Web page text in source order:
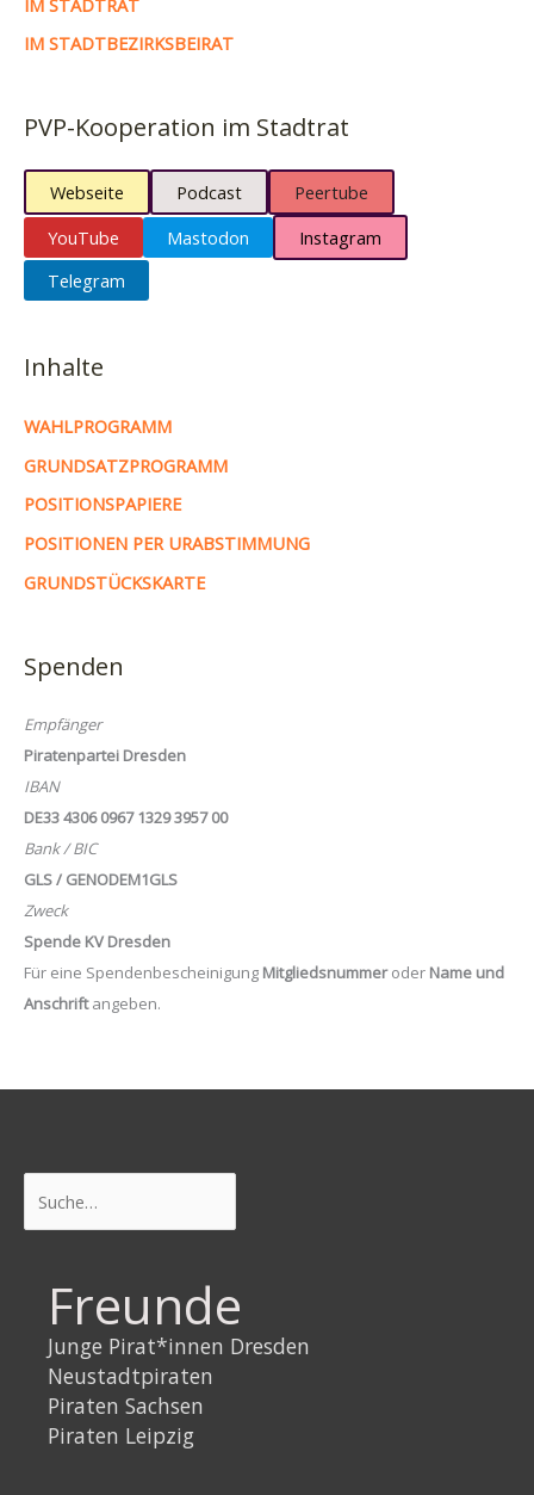
IM STADTBEZIRKSBEIRAT
PVP-Kooperation im Stadtrat
Webseite Podcast
Peertube
YouTube
Mastodon
Instagram
Telegram
Inhalte
WAHLPROGRAMM
GRUNDSATZPROGRAMM
POSITIONSPAPIERE
POSITIONEN PER URABSTIMMUNG
GRUNDSTÜCKSKARTE
Spenden
Empfänger
Piratenpartei Dresden
IBAN
DE33 4306 0967 1329 3957 00
Bank / BIC
GLS / GENODEM1GLS
Zweck
Spende KV Dresden
Für eine Spendenbescheinigung Mitgliedsnummeroder Name und
Anschriftangeben.
Freunde
Junge Pirat*innen Dresden
Neustadtpiraten
Piraten Sachsen
Piraten Leipzig